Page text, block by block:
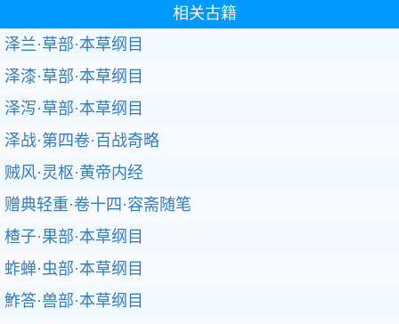
相关古籍
泽兰·草部·本草纲目
泽漆·草部·本草纲目
泽泻·草部·本草纲目
泽战·第四卷·百战奇略
贼风·灵枢·黄帝内经
赠典轻重·卷十四·容斋随笔
楂子·果部·本草纲目
蚱蝉·虫部·本草纲目
鮓答·兽部·本草纲目